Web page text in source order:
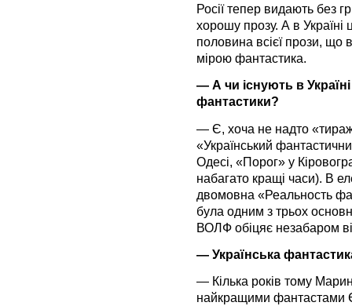
Росії тепер видають без
хорошу прозу. А в
половина всієї прози, що
мірою фантастика.
— А чи існують в
фантастики?
— Є, хоча не надто
«Український
Одесі, «Порог» у
набагато кращі часи). В
двомовна «Реальность
була одним з трьох
ВОЛФ обіцяє незабаром
— Українська
— Кілька років тому
найкращими фантастами